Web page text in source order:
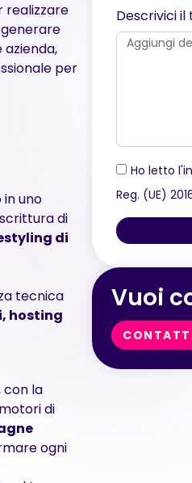
realizzare
per
uno
di
di
tecnica
hosting
con la
di
ogni
Descrivici
Ho letto
Reg. (UE)
Vuoi